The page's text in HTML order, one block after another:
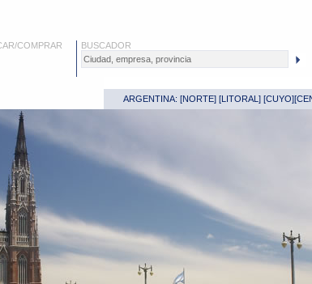
COMPRAR BUSCADOR
ARGENTINA: [NORTE] [LITORAL ] [CUYO][